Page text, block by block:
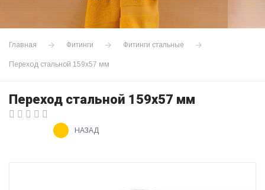
Главная Фитинги Фитинги стальные
Переход стальной 159х57 мм
Переход стальной 159х57 мм
НАЗАД